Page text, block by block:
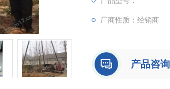
厂商性质：经销商
产品咨询